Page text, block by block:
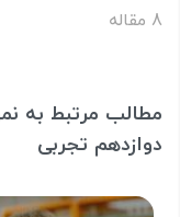
8 مقاله
مطالب مرتبط به
دوازدهم تجربی